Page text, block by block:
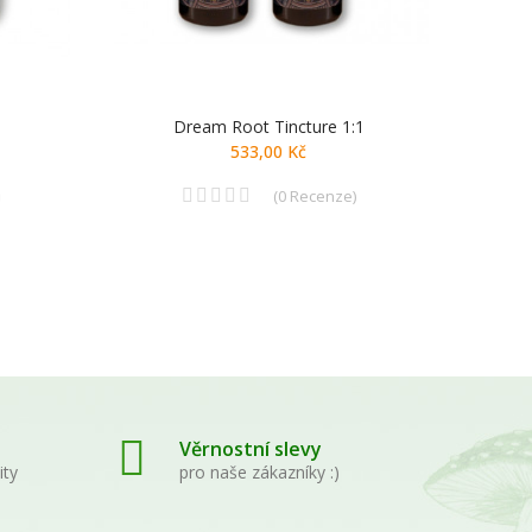
Dream Root Tincture 1:1
533,00 Kč
(0Recenze)
Věrnostní slevy
pro naše zákazníky :)